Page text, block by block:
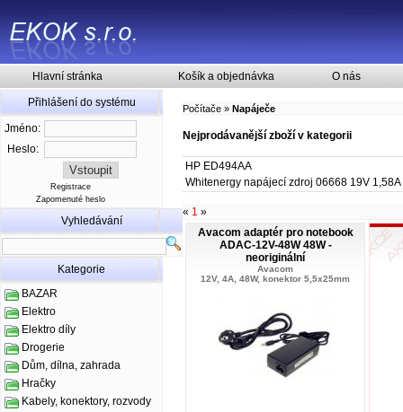
Hlavní stránka Košík a objednávka O nás
Přihlášení do systému
Jméno:
Heslo:
Registrace
Zapomenuté heslo
Vyhledávání
Kategorie
BAZAR
Elektro
Elektro díly
Drogerie
Dům, dílna, zahrada
Hračky
Kabely, konektory, rozvody
Počítače » Napáječe
Nejprodávanější zboží v kategorii
HP ED494AA
Whitenergy napájecí zdroj 06668 19V
« 1 »
Avacom adaptér pro notebook
ADAC-12V-48W 48W -
neoriginální
Avacom
12V, 4A, 48W, konektor 5,5x25mm